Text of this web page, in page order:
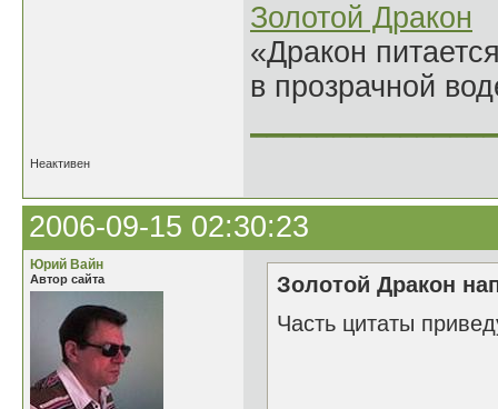
Золотой Дракон
«Дракон
в прозрачной
Неактивен
2006-09-15 02:30:23
Юрий Вайн
Автор сайта
Золотой Дракон
Часть цитаты